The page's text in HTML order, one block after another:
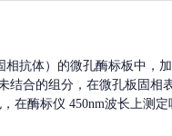
相抗体）的微孔酶标板中，
结合的组分，在微孔板固相
酶标仪 450nm波长上测